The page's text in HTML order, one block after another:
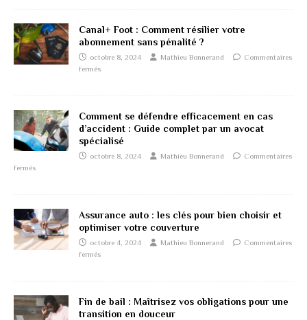
Canal+ Foot : Comment résilier votre
abonnement sans pénalité ?
octobre 8, 2024 Mathieu Bonnerand
Commentaires
fermés
Comment se défendre efficacement en cas
d’accident : Guide complet par un avocat
spécialisé
octobre 8, 2024 Mathieu Bonnerand
Commentaires
fermés
Assurance auto : les clés pour bien choisir et
optimiser votre couverture
octobre 4, 2024 Mathieu Bonnerand
Commentaires
fermés
Fin de bail : Maîtrisez vos obligations pour une
transition en douceur